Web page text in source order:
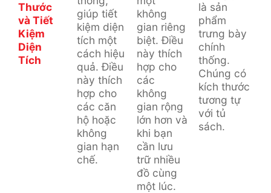
Thước
và Tiết
Kiệm
Diện
Tích
giúp tiết
kiệm diện
tích một
cách hiệu
quả. Điều
này thích
hợp cho
các căn
hộ hoặc
không
gian hạn
chế.
không
gian riêng
biệt. Điều
này thích
hợp cho
các
không
gian rộng
lớn hơn và
khi bạn
cần lưu
trữ nhiều
đồ cùng
một lúc.
là sản
phẩm
trưng bày
chính
thống.
Chúng có
kích thước
tương tự
với tủ
sách.